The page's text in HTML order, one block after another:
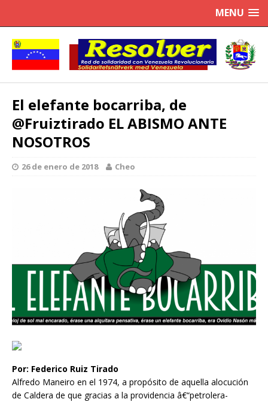
MENU
El elefante bocarriba, de
@Fruiztirado EL ABISMO ANTE
NOSOTROS
26 de enero de 2018 Cheo
Por: Federico Ruiz Tirado
Alfredo Maneiro en el 1974, a propósito de aquella alocución
de Caldera de que gracias a la providencia â€“petrolera-